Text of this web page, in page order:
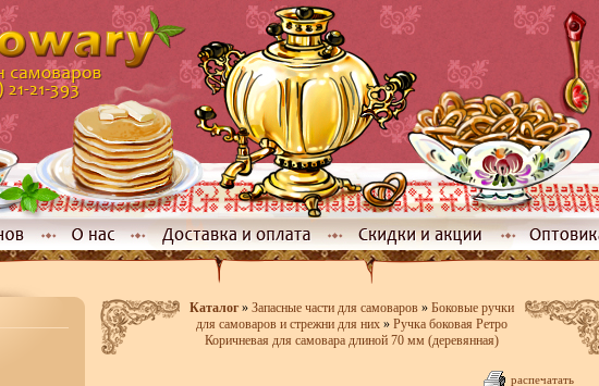
Каталог» Запасные части для самоваров » Боковые ручки
для самоваров и стрежни для них » Ручка боковая Ретро
Коричневая для самовара длиной 70 мм (деревянная)
распечатать